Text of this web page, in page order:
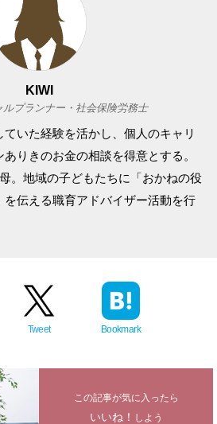
KIWI
ルプランナー・社会保険労務士
いた経験を活かし、個人のキャリ
りきのお金の相談を得意とする。
。地域の子どもたちに「おかねの役
伝える職育アドバイザー活動を行
Tweet Bookmark
この記事が気に入ったら
いいね！ しよう